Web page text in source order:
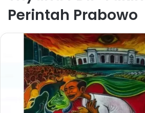
Perintah Prabowo